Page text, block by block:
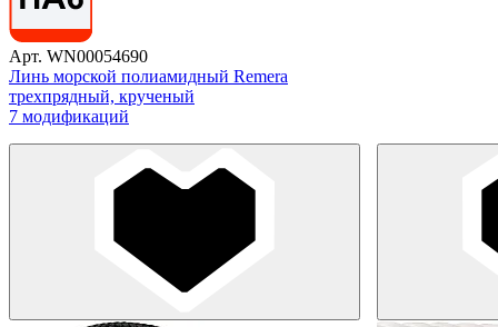
Арт. WN00054690
Линь морской полиамидный Remera
трехпрядный, крученый
7 модификаций